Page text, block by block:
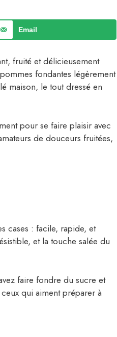
Email
fruité et délicieusement
fondantes légèrement
maison, le tout dressé en
pour se faire plaisir avec
de douceurs fruitées,
cases : facile, rapide, et
et la touche salée du
faire fondre du sucre et
qui aiment préparer à